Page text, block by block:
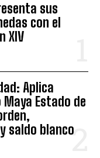
sus
con el
XIV
Aplica
Estado de
saldo blanco